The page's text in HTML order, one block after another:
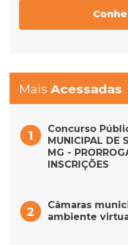
Mais Acessadas
Concurso
MUNICIPAL DE
MG -
INSCRIÇÕES
Câmaras
ambiente